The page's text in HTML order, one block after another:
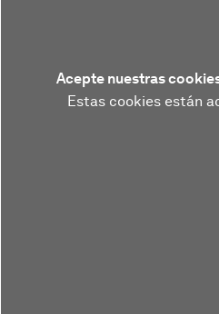
Acepte nuestras
Estas cookies están